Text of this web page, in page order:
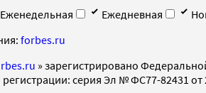
Еженедельная Ежедневная
forbes.ru
» зарегистрировано
серия Эл № ФС77-82431 от